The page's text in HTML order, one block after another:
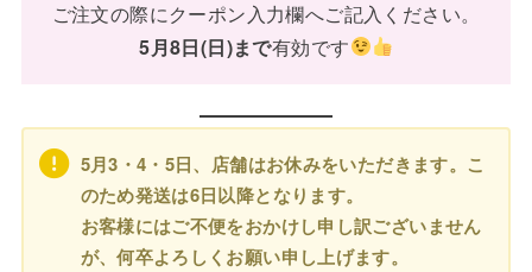
ご注文の際にクーポン入力欄へご記入ください。
5月8日(日)まで有効です
5月3・4・5日、店舗はお休みをいただきます。こ
のため発送は6日以降となります。
お客様にはご不便をおかけし申し訳ございません
が、何卒よろしくお願い申し上げます。